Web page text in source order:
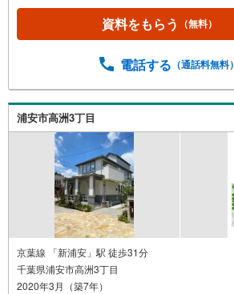
資料をもらう （無料）
電話する （通話料無料）
浦安市高洲3丁目
京葉線 「新浦安」駅 徒歩31分
千葉県浦安市高洲3丁目
2020年3月（築7年）